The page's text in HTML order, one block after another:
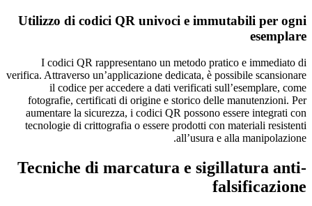
Utilizzo di codici QR univoci e immutabili per ogni
esemplare
I codici QR rappresentano un metodo pratico e immediato di
verifica. Attraverso un’applicazione dedicata, è possibile scansionare
il codice per accedere a dati verificati sull’esemplare, come
fotografie, certificati di origine e storico delle manutenzioni. Per
aumentare la sicurezza, i codici QR possono essere integrati con
tecnologie di crittografia o essere prodotti con materiali resistenti
all’usura e alla manipolazione.
Tecniche di marcatura e sigillatura anti-
falsificazione